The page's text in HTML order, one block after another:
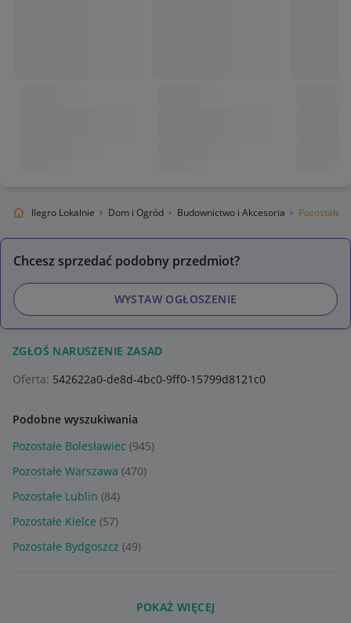
Allegro Lokalnie Dom i Ogród Budownictwo i Akcesoria Pozostałe
Chcesz sprzedać podobny przedmiot?
WYSTAW OGŁOSZENIE
ZGŁOŚ NARUSZENIE ZASAD
Oferta: 542622a0-de8d-4bc0-9ff0-15799d8121c0
Podobne wyszukiwania
Pozostałe Bolesławiec (945)
Pozostałe Warszawa (470)
Pozostałe Lublin (84)
Pozostałe Kielce (57)
Pozostałe Bydgoszcz (49)
POKAŻ WIĘCEJ